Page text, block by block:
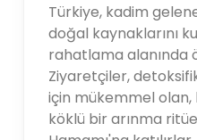
Türkiye, kadim
doğal kaynaklarını
rahatlama alanında
Ziyaretçiler,
için mükemmel
köklü bir arınma